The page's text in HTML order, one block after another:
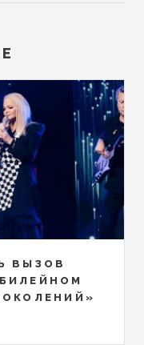
ВЫЗОВ